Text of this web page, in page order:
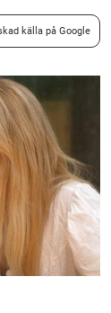
källa på Google